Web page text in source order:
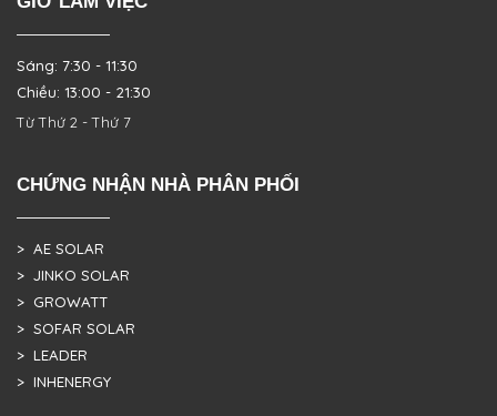
Sáng: 7:30 - 11:30
Chiều: 13:00 - 21:30
Từ Thứ 2 - Thứ 7
CHỨNG NHẬN NHÀ PHÂN PHỐI
> AE SOLAR
> JINKO SOLAR
> GROWATT
> SOFAR SOLAR
> LEADER
> INHENERGY